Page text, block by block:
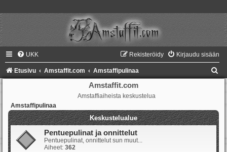
UKK Kirjaudu sisään
Rekisteröidy
Etusivu Amstaffit.com Amstaffipulinaa
Amstaffit.com
Amstaffiaiheista keskustelua
Amstaffipulinaa
Keskustelualue
Pentuepulinat ja onnittelut
Pentuepulinat, onnittelut sun muut...
Aiheet: 362